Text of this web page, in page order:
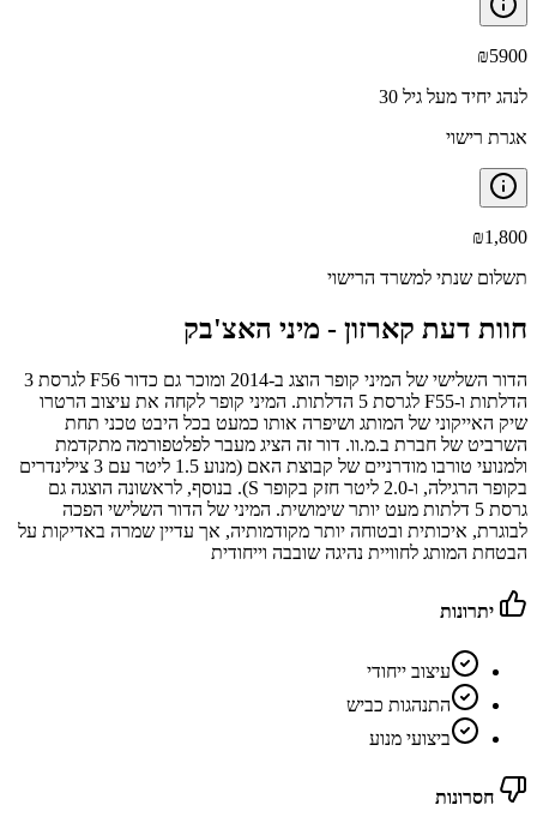
₪5900
לנהג יחיד מעל גיל 30
אגרת רישוי
₪1,800
תשלום שנתי למשרד הרישוי
חוות דעת קארזון - מיני האצ'בק
הדור השלישי של המיני קופר הוצג ב-2014 ומוכר גם כדור F56 לגרסת 3
הדלתות ו-F55 לגרסת 5 הדלתות. המיני קופר לקחה את עיצוב הרטרו
שיק האייקוני של המותג ושיפרה אותו כמעט בכל היבט טכני תחת
השרביט של חברת ב.מ.וו. דור זה הציג מעבר לפלטפורמה מתקדמת
ולמנועי טורבו מודרניים של קבוצת האם (מנוע 1.5 ליטר עם 3 צילינדרים
בקופר הרגילה, ו-2.0 ליטר חזק בקופר S). בנוסף, לראשונה הוצגה גם
גרסת 5 דלתות מעט יותר שימושית. המיני של הדור השלישי הפכה
לבוגרת, איכותית ובטוחה יותר מקודמותיה, אך עדיין שמרה באדיקות על
הבטחת המותג לחוויית נהיגה שובבה וייחודית
יתרונות
עיצוב ייחודי
התנהגות כביש
ביצועי מנוע
חסרונות